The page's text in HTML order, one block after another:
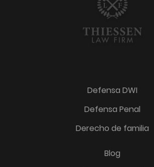
Defensa DWI
Defensa Penal
Derecho de familia
Blog